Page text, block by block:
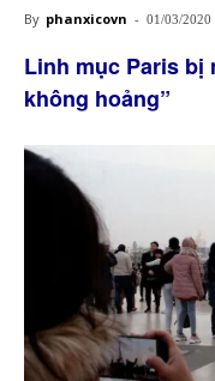
By phanxicovn - 01/03/2020
Linh mục Paris bị
không hoảng”